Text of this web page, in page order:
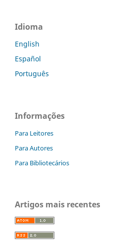
Idioma
English
Español
Português
Informações
Para Leitores
Para Autores
Para Bibliotecários
Artigos mais recentes